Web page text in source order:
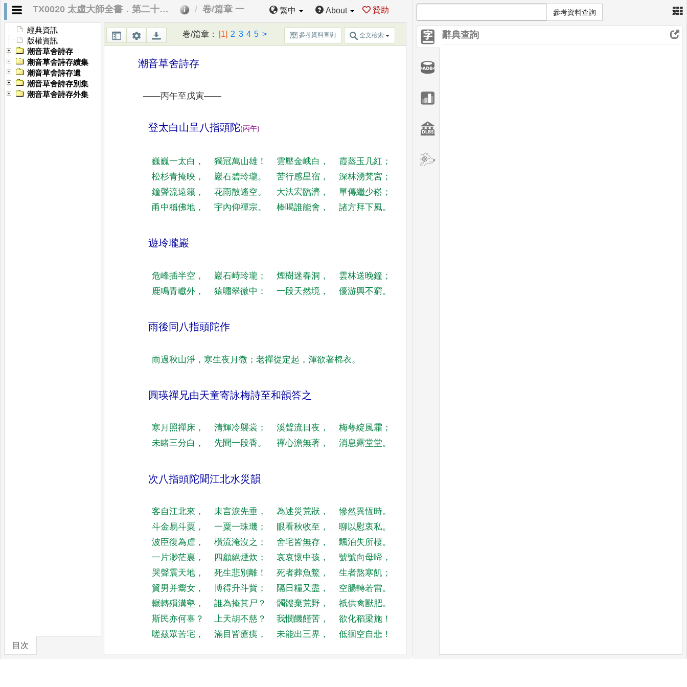
TX0020 太虛大師全書．第二十編 詩存 卷/篇章 一 繁中 About 贊助
經典資訊
版權資訊
潮音草舍詩存
潮音草舍詩存續集
潮音草舍詩存遺
潮音草舍詩存別集
潮音草舍詩存外集
目次
卷/篇章： [1] 2 3 4 5 > 參考資料查詢 全文檢索
潮音草舍詩存
——丙午至戊寅——
登太白山呈八指頭陀(丙午)
巍巍一太白 ， 獨冠萬山雄 ！ 雲壓金峨白 ， 霞蒸玉几紅 ；
松杉青掩映 ， 巖石碧玲瓏。 苦行感星宿 ， 深林湧梵宮 ；
鐘聲流遠籟 ， 花雨散遙空。 大法宏臨濟 ， 單傳繼少崧 ；
甬中稱佛地 ， 宇內仰禪宗。 棒喝誰能會 ， 諸方拜下風。
遊玲瓏巖
危峰插半空 ， 巖石峙玲瓏 ； 煙樹迷春洞 ， 雲林送晚鐘 ；
鹿鳴青巘外 ， 猿嘯翠微中 ： 一段天然境 ， 優游興不窮。
雨後同八指頭陀作
雨過秋山淨 ， 寒生夜月微 ； 老禪從定起 ， 渾欲著棉衣。
圓瑛禪兄由天童寄詠梅詩至和韻答之
寒月照禪床 ， 清輝冷襲裳 ； 溪聲流日夜 ， 梅萼綻風霜 ；
未睹三分白 ， 先聞一段香。 禪心澹無著 ， 消息露堂堂。
次八指頭陀聞江北水災韻
客自江北來 ， 未言淚先垂 ， 為述災荒狀 ， 慘然異恆時。
斗金易斗粟 ， 一粟一珠璣 ； 眼看秋收至 ， 聊以慰衷私。
波臣復為虐 ， 橫流淹沒之 ； 舍宅皆無存 ， 飄泊失所棲。
一片渺茫裏 ， 四顧絕煙炊 ； 哀哀懷中孩 ， 號號向母啼 ，
哭聲震天地 ， 死生悲別離 ！ 死者葬魚鱉 ， 生者熬寒飢 ；
貿男并鬻女 ， 博得升斗貲 ； 隔日糧又盡 ， 空腸轉若雷。
輾轉殞溝壑 ， 誰為掩其尸 ？ 髑髏棄荒野 ， 祇供禽獸肥。
斯民亦何辜 ？ 上天胡不慈 ？ 我憫饑饉苦 ， 欲化稻梁施 ！
嗟茲眾苦宅 ， 滿目皆瘡痍 ， 未能出三界 ， 低徊空自悲 ！
×
參考資料查詢
辭典查詢